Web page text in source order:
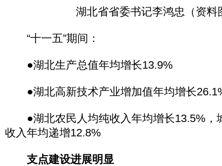
湖北省省委书记李鸿忠（资料
“十一五”期间：
●湖北生产总值年均增长13.9%
●湖北高新技术产业增加值年均增长
●湖北农民人均纯收入年均增长13.5%，
收入年均递增12.8%
支点建设进展明显